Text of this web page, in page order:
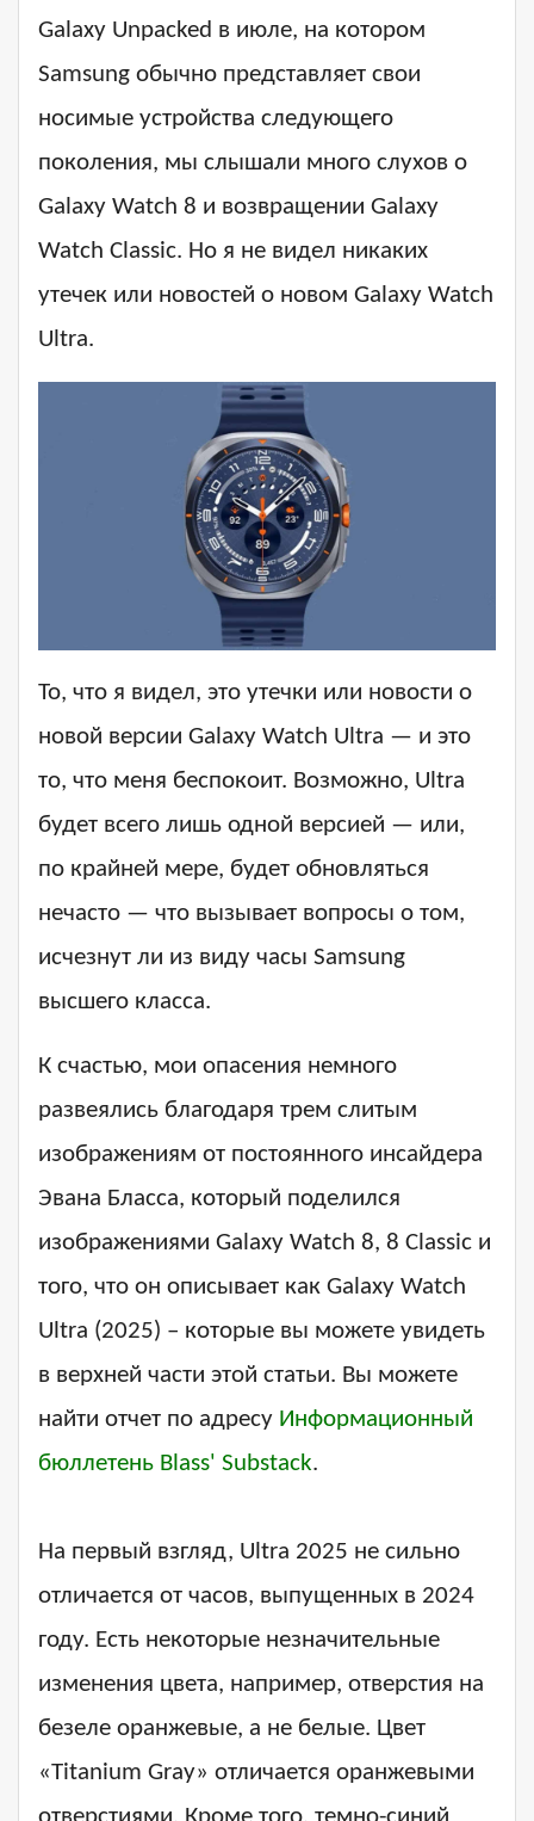
Galaxy Unpacked в июле, на котором
Samsung обычно представляет свои
носимые устройства следующего
поколения, мы слышали много слухов о
Galaxy Watch 8 и возвращении Galaxy
Watch Classic. Но я не видел никаких
утечек или новостей о новом Galaxy Watch
Ultra.
То, что я видел, это утечки или новости о
новой версии Galaxy Watch Ultra — и это
то, что меня беспокоит. Возможно, Ultra
будет всего лишь одной версией — или,
по крайней мере, будет обновляться
нечасто — что вызывает вопросы о том,
исчезнут ли из виду часы Samsung
высшего класса.
К счастью, мои опасения немного
развеялись благодаря трем слитым
изображениям от постоянного инсайдера
Эвана Бласса, который поделился
изображениями Galaxy Watch 8, 8 Classic и
того, что он описывает как Galaxy Watch
Ultra (2025) – которые вы можете увидеть
в верхней части этой статьи. Вы можете
найти отчет по адресу Информационный
бюллетень Blass' Substack.
На первый взгляд, Ultra 2025 не сильно
отличается от часов, выпущенных в 2024
году. Есть некоторые незначительные
изменения цвета, например, отверстия на
безеле оранжевые, а не белые. Цвет
«Titanium Gray» отличается оранжевыми